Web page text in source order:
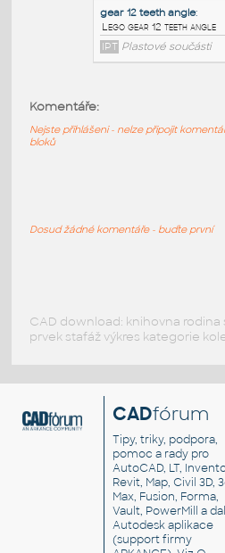
Otevřená šipka, 90°
DWG Výkresové
IPT Plastové
Plastové
Komentáře:
Nejste přihlášeni - nelze připojit
bloků
Dosud žádné komentáře - buďte první
CAD download: knihovna
prvek stafáž výkres kategorie
CADfórum
Tipy, triky, podpora,
pomoc a rady pro
AutoCAD, LT,
Revit, Map, Civil 3D,
Max, Fusion, Forma,
Vault, PowerMill a
Autodesk aplikace
(support firmy